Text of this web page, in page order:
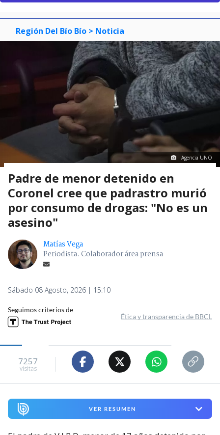
Región Del Bío Bío > Noticia
Agencia UNO
Padre de menor detenido en
Coronel cree que padrastro murió
por consumo de drogas: "No es un
asesino"
Matías Vega
Periodista. Colaborador área prensa
Sábado 08 Agosto, 2026 | 15:10
Seguimos criterios de
Ética y transparencia de BBCL
7257
visitas
VER RESUMEN